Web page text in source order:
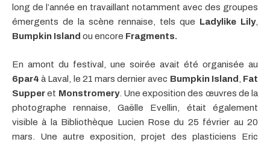
long de l’année en travaillant notamment avec des groupes
émergents de la scène rennaise, tels que Ladylike Lily,
Bumpkin Island ou encore Fragments.
En amont du festival, une soirée avait été organisée au
6par4 à Laval, le 21 mars dernier avec Bumpkin Island Fat
Supperet Monstromery. Une exposition des œuvres de la
photographe rennaise, Gaëlle Evellin, était également
visible à la Bibliothèque Lucien Rose du 25 février au 20
mars. Une autre exposition, projet des plasticiens Eric